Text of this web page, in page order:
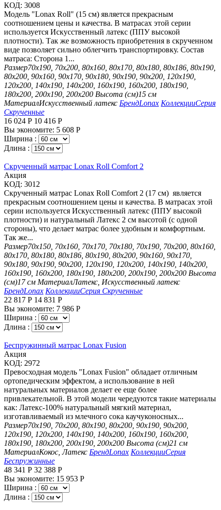
КОД: 3008
Модель "Lonax Roll" (15 см) является прекрасным
соотношением цены и качества. В матрасах этой серии
используется Искусственный латекс (ППУ высокой
плотности). Так же возможность приобретения в скрученном
виде позволяет сильно облегчить транспортировку. Состав
матраса: Сторона 1...
Размер70х190, 70х200, 80х160, 80х170, 80х180, 80х186, 80х190,
80х200, 90х160, 90х170, 90х180, 90х190, 90х200, 120х190,
120х200, 140х190, 140х200, 160х190, 160х200, 180х190,
180х200, 200х190, 200х200 Высота (см)15 см
МатериалИскусственный латекс БрендLonax КоллекцииСерия
Скрученные
16 024 Р 10 416 Р
Вы экономите: 5 608 Р
Ширина :
Длина :
Скрученный матрас Lonax Roll Comfort 2
Aкция
КОД: 3012
Скрученный матрас Lonax Roll Comfort 2 (17 см) является
прекрасным соотношением цены и качества. В матрасах этой
серии используется Искусственный латекс (ППУ высокой
плотности) и натуральный Латекс 2 см высотой (с одной
стороны), что делает матрас более удобным и комфортным.
Так же...
Размер70х150, 70х160, 70х170, 70х180, 70х190, 70х200, 80х160,
80х170, 80х180, 80х186, 80х190, 80х200, 90х160, 90х170,
90х180, 90х190, 90х200, 120х190, 120х200, 140х190, 140х200,
160х190, 160х200, 180х190, 180х200, 200х190, 200х200 Высота
(см)17 см МатериалЛатекс, Искусственный латекс
БрендLonax КоллекцииСерия Скрученные
22 817 Р 14 831 Р
Вы экономите: 7 986 Р
Ширина :
Длина :
Беспружинный матрас Lonax Fusion
Aкция
КОД: 2972
Превосходная модель "Lonax Fusion" обладает отличным
ортопедическим эффектом, а использование в ней
натуральных материалов делает ее еще более
привлекательной. В этой модели чередуются такие материалы
как: Латекс-100% натуральный мягкий материал,
изготавливаемый из млечного сока каучуконосных...
Размер70х190, 70х200, 80х190, 80х200, 90х190, 90х200,
120х190, 120х200, 140х190, 140х200, 160х190, 160х200,
180х190, 180х200, 200х190, 200х200 Высота (см)21 см
МатериалКокос, Латекс БрендLonax КоллекцииСерия
Беспружинные
48 341 Р 32 388 Р
Вы экономите: 15 953 Р
Ширина :
Длина :